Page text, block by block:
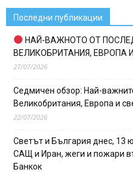
Последни публикации
НАЙ-ВАЖНОТО ОТ
ВЕЛИКОБРИТАНИЯ, ЕВРОПА
27/07/2026
Седмичен обзор: Най-
Великобритания, Европа и
22/07/2026
Светът и България днес, 13
САЩ и Иран, жеги и пожари
Банкок